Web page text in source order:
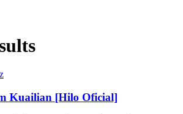
Kuailian [Hilo Oficial]